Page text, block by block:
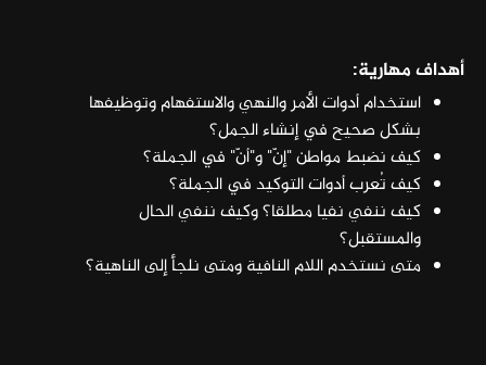
أهداف مهارية:
استخدام أدوات الأمر والنهي والاستفهام وتوظيفها
بشكل صحيح في إنشاء الجمل؟
كيف نضبط مواطن "إنّ" و"أنّ" في الجملة؟
كيف تُعرب أدوات التوكيد في الجملة؟
كيف ننفي نفيا مطلقا؟ وكيف ننفي الحال
والمستقبل؟
متى نستخدم اللام النافية ومتى نلجأ إلى الناهية؟